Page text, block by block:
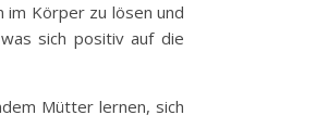
im Körper zu lösen und
sich positiv auf die
Mütter lernen, sich